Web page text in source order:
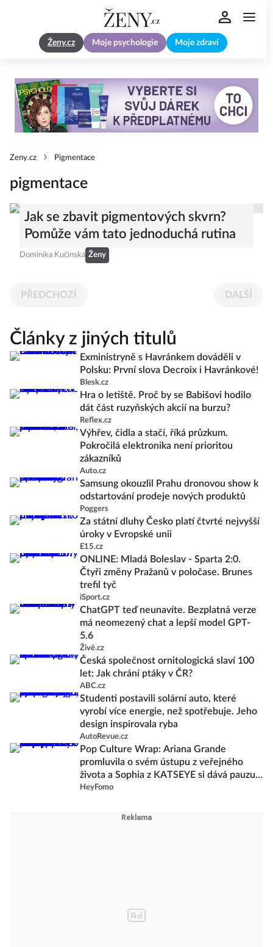
Ženy.cz Moje psychologie Moje zdraví
Zeny.cz Pigmentace
pigmentace
Jak se zbavit pigmentových skvrn?
Pomůže vám tato jednoduchá rutina
Dominika Kučinská Ženy
PŘEDCHOZÍ DALŠÍ
Články z jiných titulů
Exministryně s Havránkem dováděli v
Polsku: První slova Decroix i Havránkové!
Blesk.cz
Hra o letiště. Proč by se Babišovi hodilo
dát část ruzyňských akcií na burzu?
Reflex.cz
Výhřev, čidla a stačí, říká průzkum.
Pokročilá elektronika není prioritou
zákazníků
Auto.cz
Samsung okouzlil Prahu dronovou show k
odstartování prodeje nových produktů
Poggers
Za státní dluhy Česko platí čtvrté nejvyšší
úroky v Evropské unii
E15.cz
ONLINE: Mladá Boleslav - Sparta 2:0.
Čtyři změny Pražanů v poločase. Brunes
trefil tyč
iSport.cz
ChatGPT teď neunavíte. Bezplatná verze
má neomezený chat a lepší model GPT-
5.6
Živě.cz
Česká společnost ornitologická slaví 100
let: Jak chrání ptáky v ČR?
ABC.cz
Studenti postavili solární auto, které
vyrobí více energie, než spotřebuje. Jeho
design inspirovala ryba
AutoRevue.cz
Pop Culture Wrap: Ariana Grande
promluvila o svém ústupu z veřejného
života a Sophia z KATSEYE si dává pauzu
od skupiny
HeyFomo